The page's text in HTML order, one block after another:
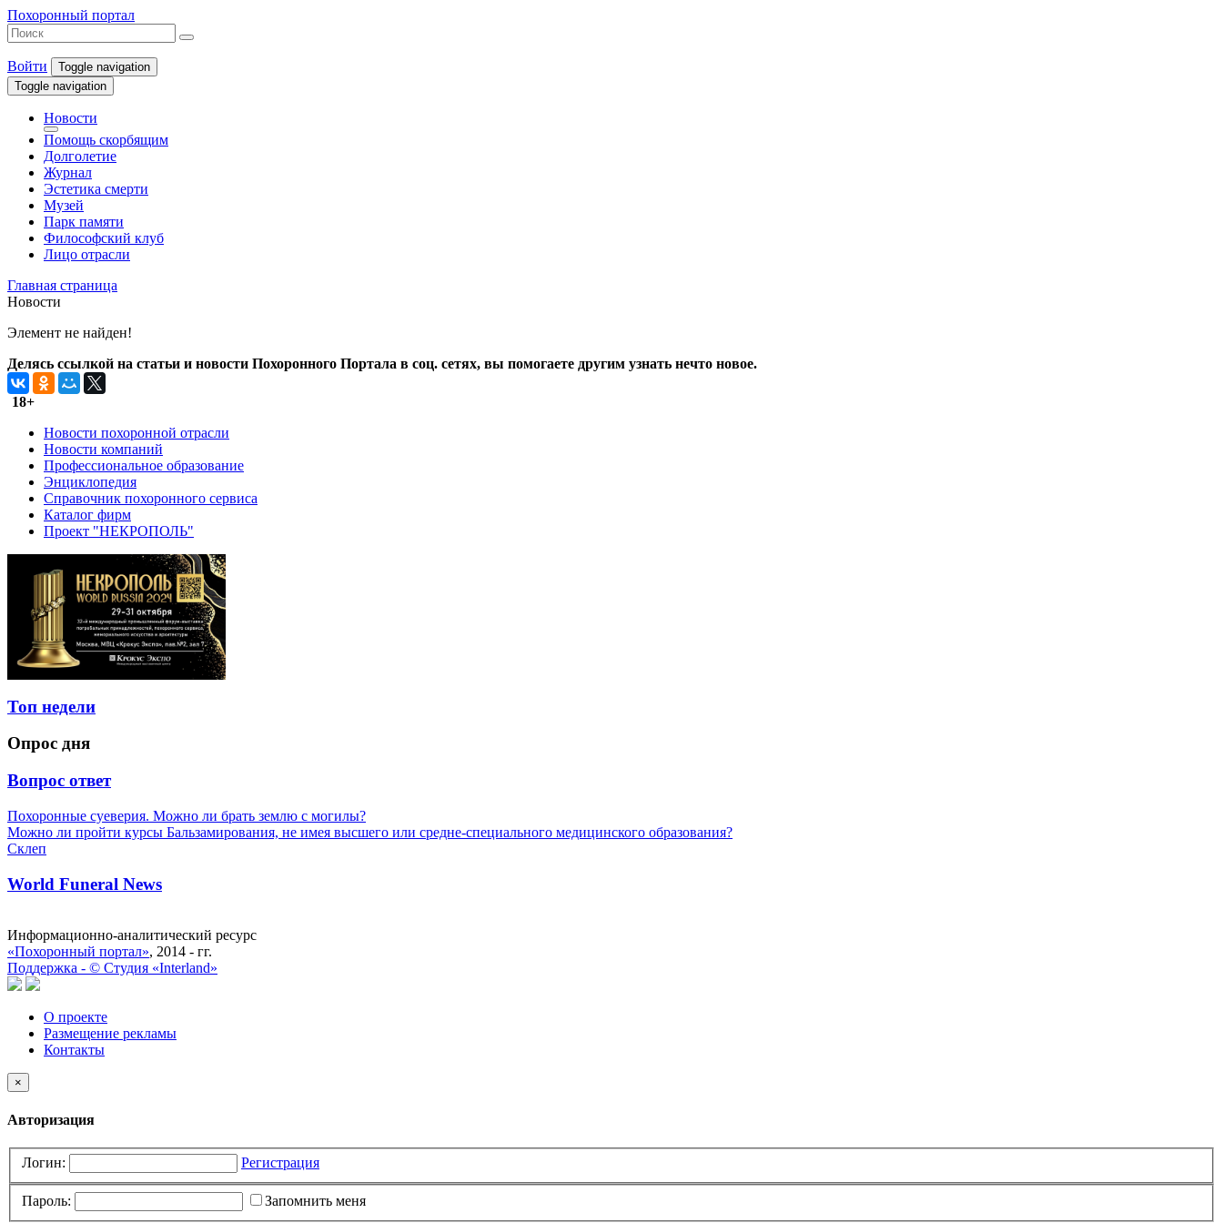
Похоронный портал
Войти
Toggle navigation
Toggle navigation
Новости
Помощь скорбящим
Долголетие
Журнал
Эстетика смерти
Музей
Парк памяти
Философский клуб
Лицо отрасли
Главная страница
Новости
Элемент не найден!
Делясь ссылкой на статьи и новости Похоронного Портала в соц. сетях, вы помогаете другим узнать нечто новое.
18+
Новости похоронной отрасли
Новости компаний
Профессиональное образование
Энциклопедия
Справочник похоронного сервиса
Каталог фирм
Проект "НЕКРОПОЛЬ"
Топ недели
Опрос дня
Вопрос ответ
Похоронные суеверия. Можно ли брать землю с могилы?
Можно ли пройти курсы Бальзамирования, не имея высшего или средне-специального медицинского образования?
Склеп
World Funeral News
Информационно-аналитический ресурс
«Похоронный портал», 2014 - гг.
Поддержка - © Cтудия «Interland»
О проекте
Размещение рекламы
Контакты
×
Авторизация
Логин: Регистрация
Пароль:
Запомнить меня